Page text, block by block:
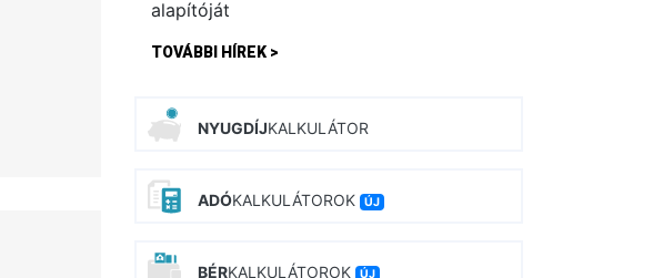
TOVÁBBI HÍREK >
NYUGDÍJKALKULÁTOR
ADÓKALKULÁTOROK ÚJ
BÉRKALKULÁTOROK ÚJ